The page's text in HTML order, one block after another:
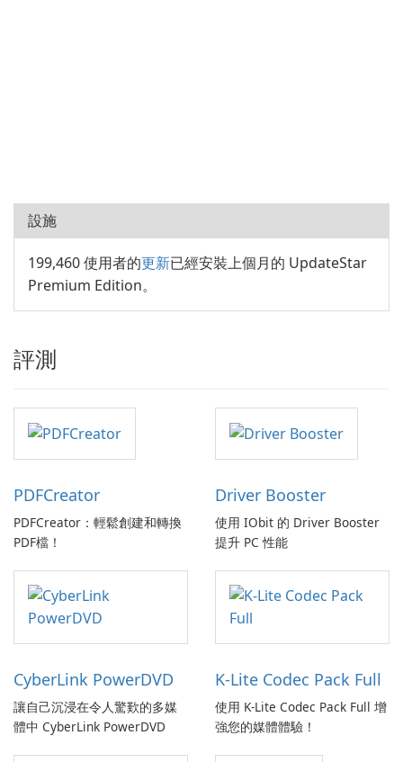
設施
199,460 使用者的更新已經安裝上個月的 UpdateStar
Premium Edition。
評測
PDFCreator
PDFCreator：輕鬆創建和轉換
PDF檔！
Driver Booster
使用 IObit 的 Driver Booster
提升 PC 性能
CyberLink PowerDVD
讓自己沉浸在令人驚歎的多媒
體中 CyberLink PowerDVD
K-Lite Codec Pack Full
使用 K-Lite Codec Pack Full 增
強您的媒體體驗！